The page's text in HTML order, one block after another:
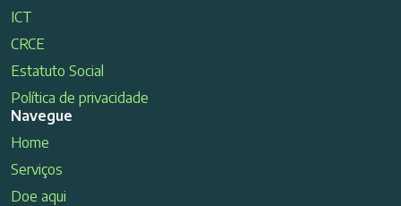
ICT
CRCE
Estatuto Social
Política de privacidade
Navegue
Home
Serviços
Doe aqui